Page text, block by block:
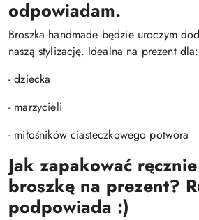
odpowiadam.
Broszka handmade będzie uroczym
naszą stylizację. Idealna na prezent dla:
- dziecka
- marzycieli
- miłośników ciasteczkowego potwora
Jak zapakować
broszkę na prezent?
podpowiada :)